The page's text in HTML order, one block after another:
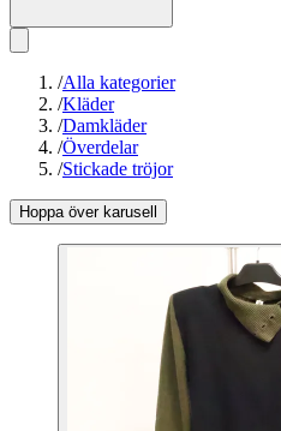
/Alla kategorier
/Kläder
/Damkläder
/Överdelar
/Stickade tröjor
Hoppa över karusell